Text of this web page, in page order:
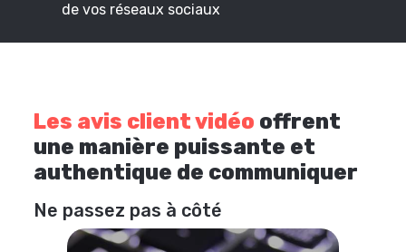
de vos réseaux sociaux
Les avis client vidéo offrent
une manière puissante et
authentique de communiquer
Ne passez pas à côté